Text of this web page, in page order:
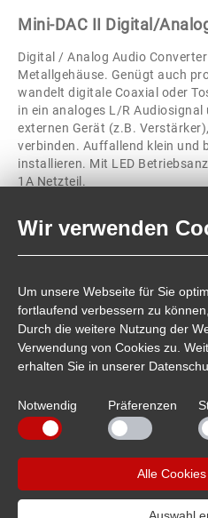
Wir verwenden
Um unsere Webseite für Sie
fortlaufend verbessern zu
Durch die weitere Nutzung der
Verwendung von Cookies zu.
erhalten Sie in unserer
Notwendig Präferenzen
Alle
Mini-DAC II Digital/
Digital / Analog Audio
Metallgehäuse. Genügt auch
wandelt digitale Coaxial oder
in ein analoges L/R
externen Gerät (z.B.
verbinden. Auffallend klein und
installieren. Mit LED
1A Netzteil.
Technische Daten:
Abtastrate:
32,
Ausgang (analog):
Cinch
Betriebsspannung:
5V 1A
Maße in mm:
51,5 x
Artikelnummer: 207305